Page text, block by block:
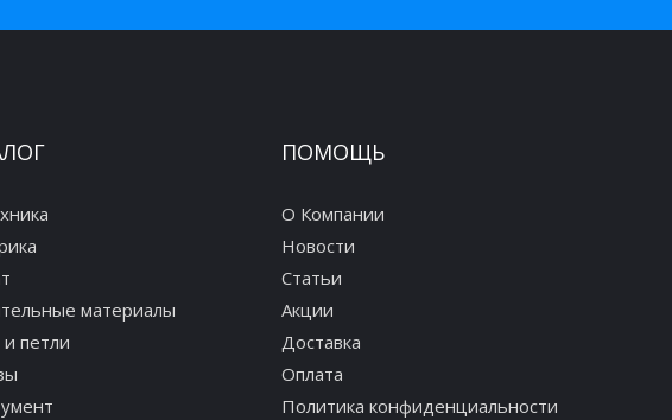
материалы
петли
ПОМОЩЬ
О Компании
Новости
Статьи
Акции
Доставка
Оплата
Политика конфиденциальности